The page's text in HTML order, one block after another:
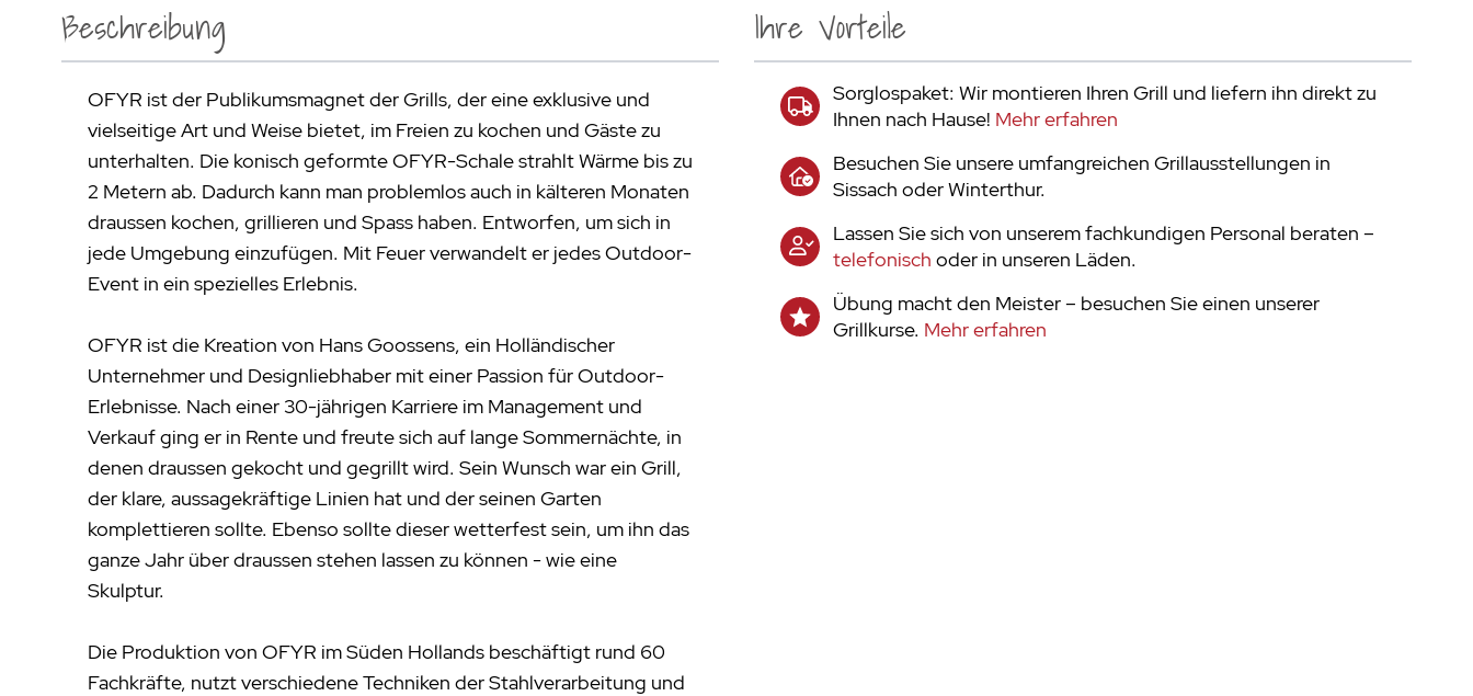
Beschreibung
OFYR ist der Publikumsmagnet der Grills, der eine exklusive und
vielseitige Art und Weise bietet, im Freien zu kochen und Gäste zu
unterhalten. Die konisch geformte OFYR-Schale strahlt Wärme bis zu
2 Metern ab. Dadurch kann man problemlos auch in kälteren Monaten
draussen kochen, grillieren und Spass haben. Entworfen, um sich in
jede Umgebung einzufügen. Mit Feuer verwandelt er jedes Outdoor-
Event in ein spezielles Erlebnis.
OFYR ist die Kreation von Hans Goossens, ein Holländischer
Unternehmer und Designliebhaber mit einer Passion für Outdoor-
Erlebnisse. Nach einer 30-jährigen Karriere im Management und
Verkauf ging er in Rente und freute sich auf lange Sommernächte, in
denen draussen gekocht und gegrillt wird. Sein Wunsch war ein Grill,
der klare, aussagekräftige Linien hat und der seinen Garten
komplettieren sollte. Ebenso sollte dieser wetterfest sein, um ihn das
ganze Jahr über draussen stehen lassen zu können - wie eine
Skulptur.
Die Produktion von OFYR im Süden Hollands beschäftigt rund 60
Fachkräfte, nutzt verschiedene Techniken der Stahlverarbeitung und
Ihre Vorteile
Sorglospaket: Wir montieren Ihren Grill und liefern ihn direkt zu
Ihnen nach Hause! Mehr erfahren
Besuchen Sie unsere umfangreichen Grillausstellungen in
Sissach oder Winterthur.
Lassen Sie sich von unserem fachkundigen Personal beraten –
telefonisch oder in unseren Läden.
Übung macht den Meister – besuchen Sie einen unserer
Grillkurse. Mehr erfahren